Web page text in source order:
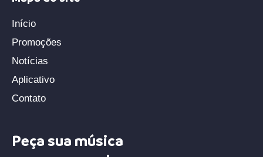
Início
Promoções
Notícias
Aplicativo
Contato
Peça sua música